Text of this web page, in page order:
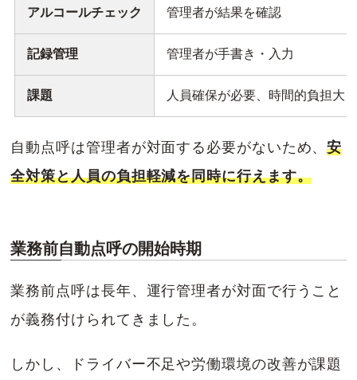
アルコールチェック 管理者が結果を確認
記録管理 管理者が手書き・入力
課題 人員確保が必要、時間的負担大
自動点呼は管理者が対面する必要がないため、安
全対策と人員の負担軽減を同時に行えます。
業務前自動点呼の開始時期
業務前点呼は長年、運行管理者が対面で行うこと
が義務付けられてきました。
しかし、ドライバー不足や労働環境の改善が課題